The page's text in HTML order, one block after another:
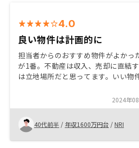
4.0
良い物件は計画的に
担当者からのおすすめ物件がよかっ
が1番。不動産は収入、売却に直結
は立地場所だと思ってます。いい物
い情報をいただく関係を築けるか、
ってます。
2024年
40代前半 / 年収1600万円台 /NRI